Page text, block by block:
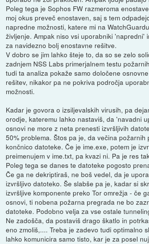
Poleg tega je Sophos FW razmeroma
moj okus preveč enostaven, saj s tem
napredne možnosti, katere mi na
življenje. Ampak niso vsi uporabniki 'napredni'
za navidezno bolj enostavne rešitve.
V dobro se jim lahko šteje to, da so se zelo
zadnjem NSS Labs primerjalnem testu
tudi ta analiza pokaže samo določene
rešitev, nikakor pa ne pokriva področja
možnosti.
Kadar je govora o izsiljevalskih virusih, pa
orodje, kateremu lahko nastaviš, da 'navadni
osnovi ne more z neta prenesti izvršljivih
50% problema. Štos pa je, da večina požarnih
končnico datoteke. Če je ime.exe, potem je
preimenujem v ime.txt, pa kvazi ni. Pa je res
Poleg tega se danes te datoteke pogosto
Če ga ne dekriptiraš, ne boš vedel, da je
izvršljivo datoteko. Še slabše pa je, kadar si
izvršljive komponente preko Tor omrežja - če
osnovi, ti nobena požarna pregrada ne bo
datoteke. Podobno velja za vse ostale
Ne zadošča, da postaviš drago škatlo in
eno zmoliš,.... Treba je zadevo tudi optimalno
lahko komunicira samo tisto, kar je za posel